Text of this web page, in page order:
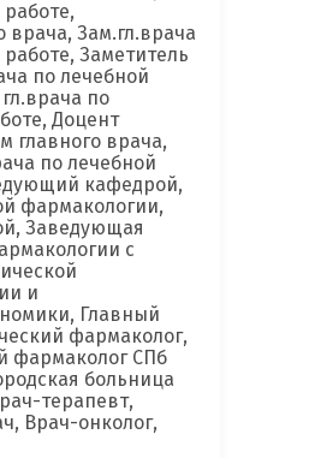
врача, Зам.гл.врача
Заметитель
по лечебной
по
Доцент
главного врача,
по лечебной
кафедрой,
фармакологии,
Заведующая
с
и
Главный
фармаколог,
фармаколог СПб
больница
терапевт,
Врач-онколог,